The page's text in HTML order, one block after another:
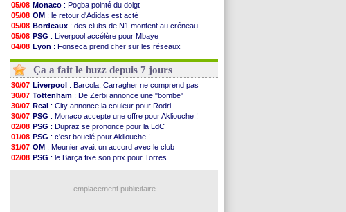
08h39
Arsenal : Nørgaard transféré à Everton (off.)
08h22
Al-Ahli : Deschamps a discuté !
00h06
PSG: Luis Enrique satisfait malgré tout
05/08 Monaco : Pogba pointé du doigt
05/08 Rennes : Zabiri n'est pas fan de la L1
05/08 Rennes: une offre de Fulham pour Aït Boudlal
05/08
VIDEO: Thomasson et Cresswell réconciliés
05/08 Dunkerque: Nzonzi avait des pistes en L1
05/08 Lyon: Mangala sur le départ
05/08 Amical: Arsenal s'incline face au Real Betis
05/08 Amical: lourde défaite pour le PSG
05/08 Man City: Maresca flou pour Reijnders
Voir les brèves précédentes
05/08 Monaco : Pogba pointé du doigt
05/08 OM : le retour d'Adidas est acté
05/08 Bordeaux : des clubs de N1 montent au créneau
05/08 PSG : Liverpool accélère pour Mbaye
04/08 Lyon : Fonseca prend cher sur les réseaux
05/08
Real: une nouvelle offre pour Vinicius
Ça a fait le buzz depuis 7 jours
30/07 Liverpool : Barcola, Carragher ne comprend pas
30/07 Tottenham : De Zerbi annonce une "bombe"
30/07 Real : City annonce la couleur pour Rodri
30/07 PSG : Monaco accepte une offre pour Akliouche !
02/08 PSG : Dupraz se prononce pour la LdC
01/08 PSG : c'est bouclé pour Akliouche !
31/07 OM : Meunier avait un accord avec le club
02/08 PSG : le Barça fixe son prix pour Torres
emplacement publicitaire